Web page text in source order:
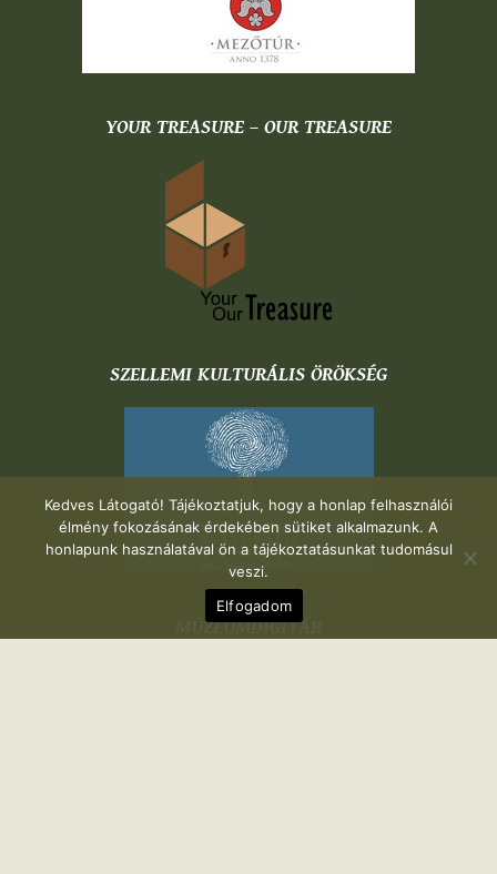
YOUR TREASURE – OUR TREASURE
SZELLEMI KULTURÁLIS ÖRÖKSÉG
MÚZEUMDIGITÁR
Kedves Látogató! Tájékoztatjuk, hogy a honlap felhasználói
élmény fokozásának érdekében sütiket alkalmazunk. A
honlapunk használatával ön a tájékoztatásunkat tudomásul
veszi.
Elfogadom